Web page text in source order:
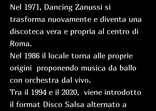
Nel 1971, Dancing Zanussi si
trasforma nuovamente e diventa una
discoteca vera e propria al centro di
Roma.
Nel 1986 il locale torna alle proprie
origini proponendo musica da ballo
con orchestra dal vivo.
Tra il 1994 e il 2020, viene introdotto
il format Disco Salsa alternato a